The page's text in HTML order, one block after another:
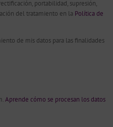
portabilidad, supresión,
del tratamiento en la Política de
de mis datos para las finalidades
Aprende cómo se procesan los datos